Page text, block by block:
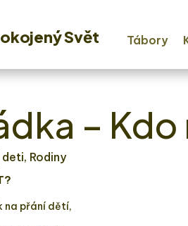
Svět Tábory
–
deti, Rodiny
na přání dětí,